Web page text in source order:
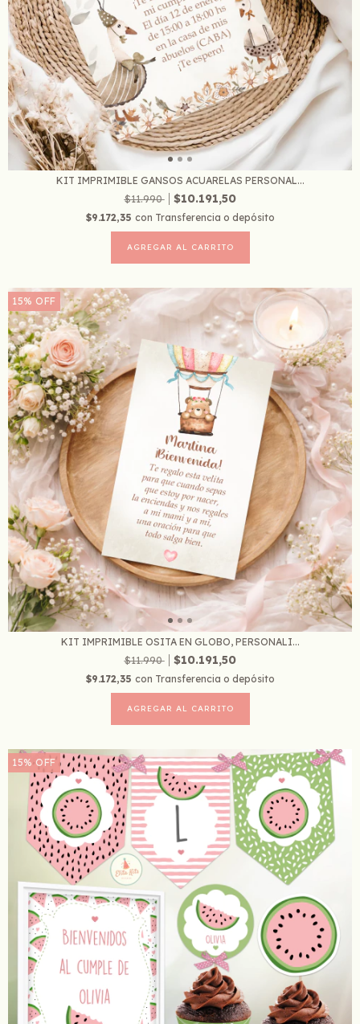
KIT IMPRIMIBLE GANSOS ACUARELAS PERSONAL...
$11.990
$10.191,50
$9.172,35 con Transferencia o depósito
15% OFF
KIT IMPRIMIBLE OSITA EN GLOBO, PERSONALI...
$11.990
$10.191,50
$9.172,35 con Transferencia o depósito
15% OFF